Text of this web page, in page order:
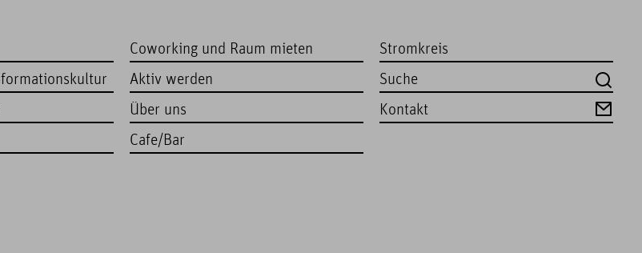
Coworking und Raum mieten
Aktiv werden
Über uns
Cafe/Bar
Stromkreis
Kontakt